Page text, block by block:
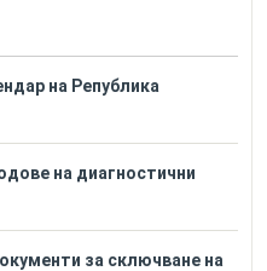
на Република
на диагностични
за сключване на